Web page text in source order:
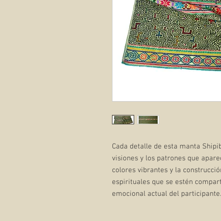
Cada detalle de esta manta
visiones y los patrones que
colores vibrantes y la
espirituales que se estén
emocional actual del participante.